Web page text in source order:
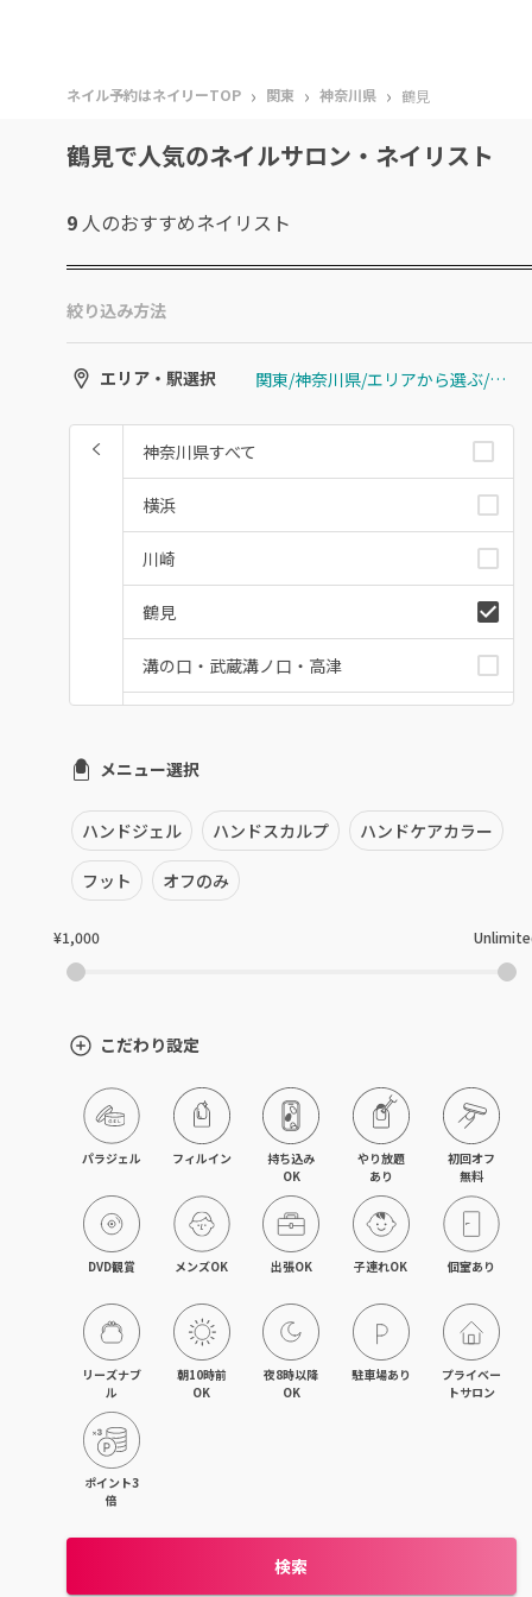
ネイル予約はネイリーTOP › 関東 › 神奈川県 › 鶴見
鶴見で人気のネイルサロン・ネイリスト
9 人のおすすめネイリスト
絞り込み方法
エリア・駅選択 関東/神奈川県/エリアから選ぶ/鶴見
神奈川県すべて
横浜
川崎
鶴見
溝の口・武蔵溝ノ口・高津
本厚木・海老名・伊勢原
港北・都筑・青葉台
横須賀・鎌倉・逗子
大船・戸塚・保土ヶ谷
藤沢・湘南台・江ノ島
武蔵小杉・日吉・綱島
相模大野・小田急相模原
東林間・中央林間・南林間
大和・さがみ野・二俣川
上大岡・金沢文庫・港南台
メニュー選択
ハンドジェル ハンドスカルプ ハンドケアカラー
フット オフのみ
¥1,000
こだわり設定
パラジェル フィルイン
持ち込み
OK
やり放題
あり
初回オフ
無料
DVD観賞 メンズOK 出張OK 子連れOK 個室あり
リーズナブ
ル
朝10時前
OK
夜8時以降
OK
駐車場あり
プライベー
トサロン
ポイント3
倍
検索